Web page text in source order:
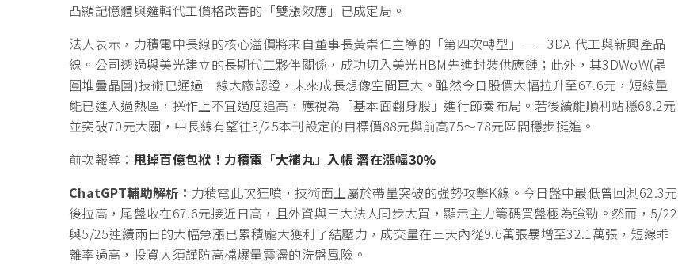
凸顯記憶體與邏輯代工價格改善的「雙漲效應」已成定局。
法人表示，力積電中長線的核心溢價將來自董事長黃崇仁主導的「第四次轉型」──3DAI代工與新興產品
線。公司透過與美光建立的長期代工夥伴關係，成功切入美光HBM先進封裝供應鏈；此外，其3DWoW(晶
圓堆疊晶圓)技術已通過一線大廠認證，未來成長想像空間巨大。雖然今日股價大幅拉升至67.6元，短線量
能已進入過熱區，操作上不宜過度追高，應視為「基本面翻身股」進行節奏布局。若後續能順利站穩68.2元
並突破70元大關，中長線有望往3/25本刊設定的目標價88元與前高75～78元區間穩步挺進。
前次報導： 甩掉百億包袱！力積電「大補丸」入帳 潛在漲幅30%
ChatGPT輔助解析： 力積電此次狂噴，技術面上屬於帶量突破的強勢攻擊K線。今日盤中最低曾回測62.3元
後拉高，尾盤收在67.6元接近日高，且外資與三大法人同步大買，顯示主力籌碼買盤極為強勁。然而，5/22
與5/25連續兩日的大幅急漲已累積龐大獲利了結壓力，成交量在三天內從9.6萬張暴增至32.1萬張，短線乖
離率過高，投資人須謹防高檔爆量震盪的洗盤風險。